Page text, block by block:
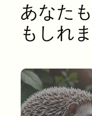
あなた
もしれ